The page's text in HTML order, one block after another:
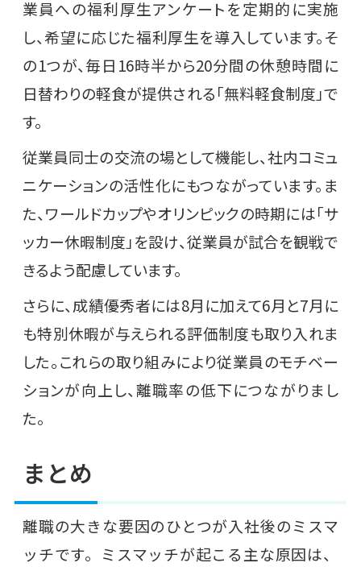
業員への福利厚生アンケートを定期的に実施
し、希望に応じた福利厚生を導入しています。そ
の1つが、毎日16時半から20分間の休憩時間に
日替わりの軽食が提供される「無料軽食制度」で
す。
従業員同士の交流の場として機能し、社内コミュ
ニケーションの活性化にもつながっています。ま
た、ワールドカップやオリンピックの時期には「サ
ッカー休暇制度」を設け、従業員が試合を観戦で
きるよう配慮しています。
さらに、成績優秀者には8月に加えて6月と7月に
も特別休暇が与えられる評価制度も取り入れま
した。これらの取り組みにより従業員のモチベー
ションが向上し、離職率の低下につながりまし
た。
まとめ
離職の大きな要因のひとつが入社後のミスマ
ッチです。ミスマッチが起こる主な原因は、